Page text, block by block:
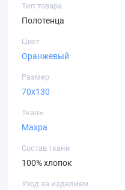
Тип товара
Полотенца
Цвет
Оранжевый
Размер
70х130
Ткань
Махра
Состав ткани
100% хлопок
Уход за изделием